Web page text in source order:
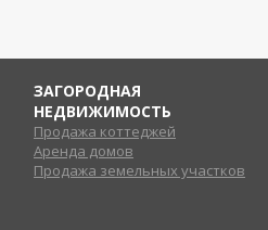
ЗАГОРОДНАЯ
НЕДВИЖИМОСТЬ
Продажа коттеджей
Аренда домов
Продажа земельных участков